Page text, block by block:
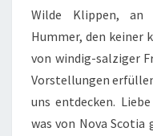
Wilde Klippen, an
Hummer, den keiner
von windig-salziger
Vorstellungen
uns entdecken.
was von Nova Scotia